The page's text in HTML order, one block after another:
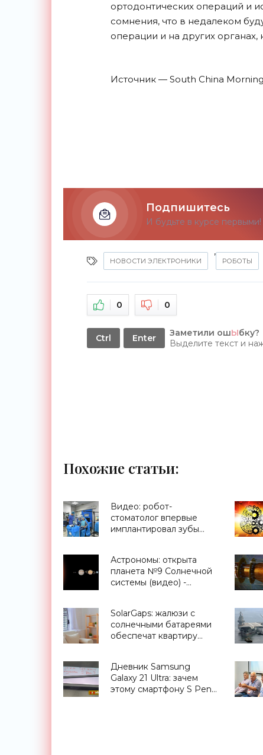
ортодонтических операций и
сомнения, что в недалеком
операции и на других органах,
Источник — South China
Подпишитесь
И будьте в курсе первыми!
НОВОСТИ ЭЛЕКТРОНИКИ
,
РОБОТЫ
0 0
Ctrl Enter Заметили ошЫбку?
Выделите текст и
Похожие статьи:
Видео: робот-
стоматолог впервые
имплантировал зубы
Астрономы: открыта
планета №9 Солнечной
системы (видео) -
SolarGaps: жалюзи с
солнечными батареями
обеспечат квартиру
«Новости Электроники»
Дневник Samsung
Galaxy 21 Ultra: зачем
этому смартфону S Pen